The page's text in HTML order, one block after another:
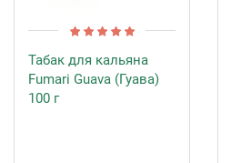
Табак для кальяна
Fumari Guava (Гуава)
100 г